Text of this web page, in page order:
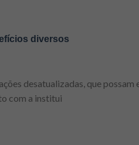
diversos
desatualizadas, que possam
com a institui